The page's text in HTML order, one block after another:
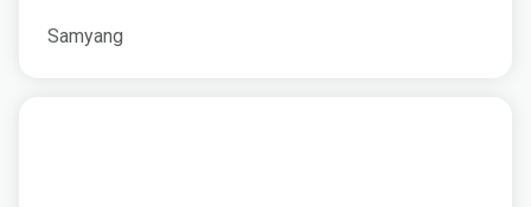
Samyang